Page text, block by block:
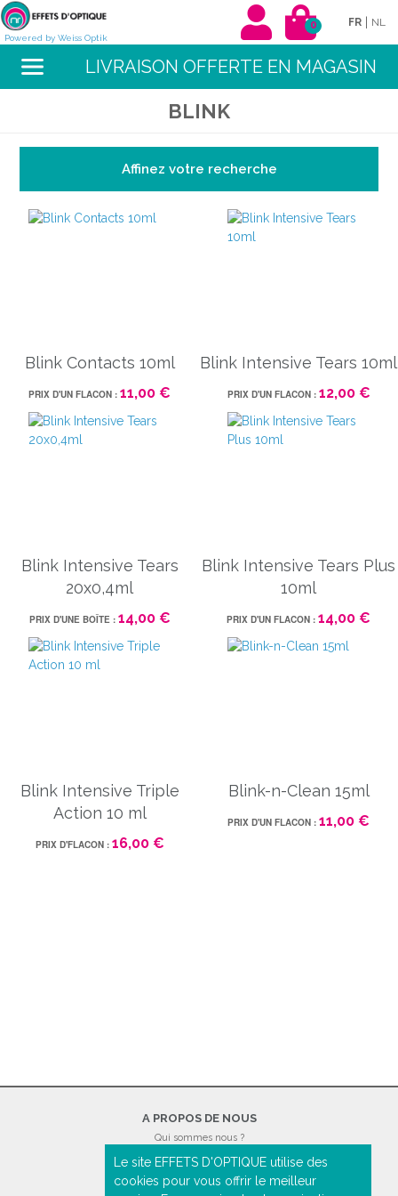
Powered by Weiss Optik
0 FR | NL
LIVRAISON OFFERTE EN MAGASIN
BLINK
Affinez votre recherche
Blink Contacts 10ml
PRIX D'UN FLACON : 11,00 €
Blink Intensive Tears 10ml
PRIX D'UN FLACON : 12,00 €
Blink Intensive Tears
20x0,4ml
PRIX D'UNE BOÎTE : 14,00 €
Blink Intensive Tears Plus
10ml
PRIX D'UN FLACON : 14,00 €
Blink Intensive Triple
Action 10 ml
PRIX D'FLACON : 16,00 €
Blink-n-Clean 15ml
PRIX D'UN FLACON : 11,00 €
A PROPOS DE NOUS
Qui sommes nous ?
Conditions générales de ventes
Politique de confidentialité
Le site EFFETS D'OPTIQUE utilise des
cookies pour vous offrir le meilleur